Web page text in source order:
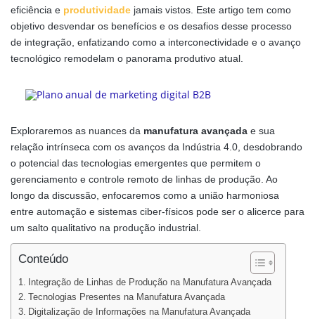
eficiência e produtividade jamais vistos. Este artigo tem como
objetivo desvendar os benefícios e os desafios desse processo
de integração, enfatizando como a interconectividade e o avanço
tecnológico remodelam o panorama produtivo atual.
Exploraremos as nuances da manufatura avançada e sua
relação intrínseca com os avanços da Indústria 4.0, desdobrando
o potencial das tecnologias emergentes que permitem o
gerenciamento e controle remoto de linhas de produção. Ao
longo da discussão, enfocaremos como a união harmoniosa
entre automação e sistemas ciber-físicos pode ser o alicerce para
um salto qualitativo na produção industrial.
Conteúdo
Integração de Linhas de Produção na Manufatura Avançada
Tecnologias Presentes na Manufatura Avançada
Digitalização de Informações na Manufatura Avançada